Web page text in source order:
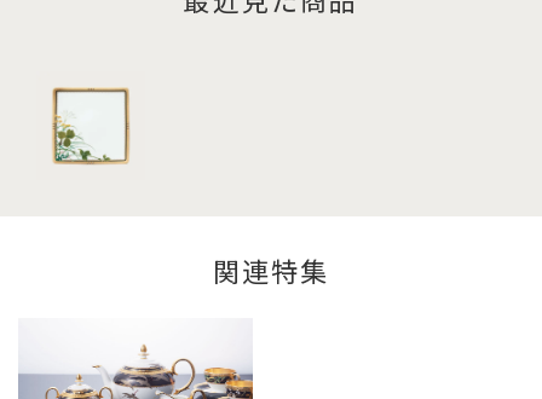
関連特集